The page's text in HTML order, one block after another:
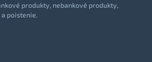
produkty, nebankové produkty,
poistenie.